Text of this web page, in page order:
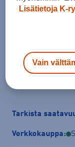
ONES
Tarkista
Verkkokauppa:
Lisätietoja K-
Vain